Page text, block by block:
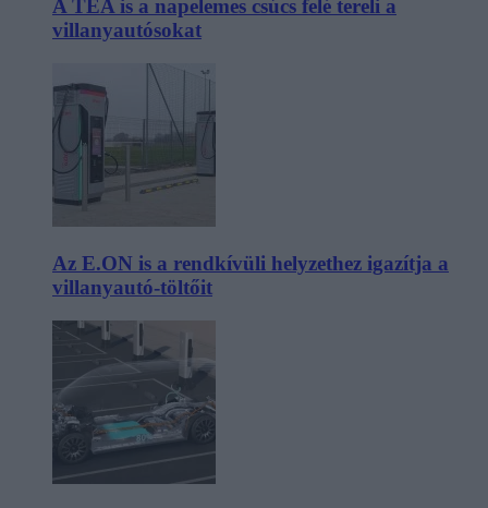
A TEA is a napelemes csúcs felé tereli a
villanyautósokat
Az E.ON is a rendkívüli helyzethez igazítja a
villanyautó-töltőit